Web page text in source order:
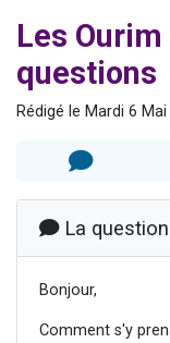
Les
questions
Rédigé le Mardi 6
La question
Bonjour,
Comment s'y